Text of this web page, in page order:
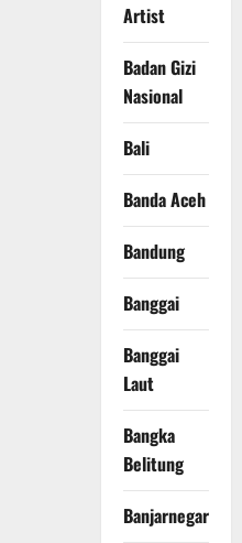
Artist
Badan Gizi
Nasional
Bali
Banda Aceh
Bandung
Banggai
Banggai
Laut
Bangka
Belitung
Banjarnegara